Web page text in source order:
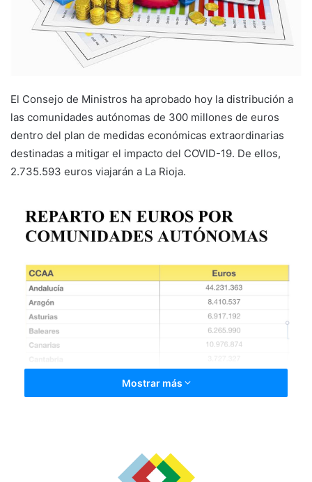
i
l
El Consejo de Ministros ha aprobado hoy la distribución a
las comunidades autónomas de 300 millones de euros
dentro del plan de medidas económicas extraordinarias
destinadas a mitigar el impacto del COVID-19. De ellos,
2.735.593 euros viajarán a La Rioja.
Mostrar más